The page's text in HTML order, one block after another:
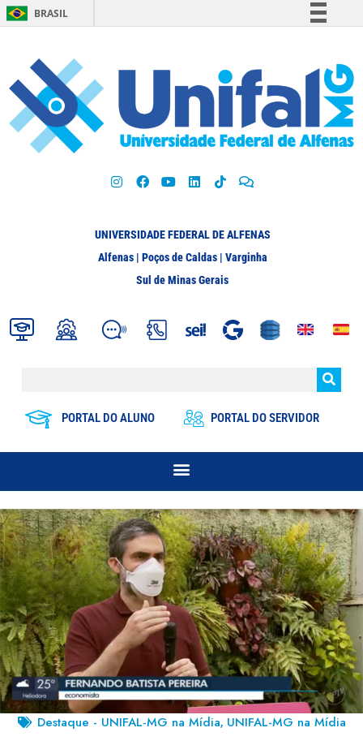
BRASIL
Participe
Acesso à informação
Legislação
UNIVERSIDADE FEDERAL DE ALFENAS
Alfenas | Poços de Caldas | Varginha
Sul de Minas Gerais
PORTAL DO ALUNO PORTAL DO SERVIDOR
Destaque - UNIFAL-MG na Mídia, UNIFAL-MG na Mídia